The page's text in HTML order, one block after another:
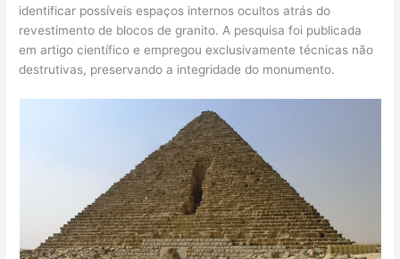
identificar possíveis espaços internos ocultos atrás do
revestimento de blocos de granito. A pesquisa foi publicada
em artigo científico e empregou exclusivamente técnicas não
destrutivas, preservando a integridade do monumento.